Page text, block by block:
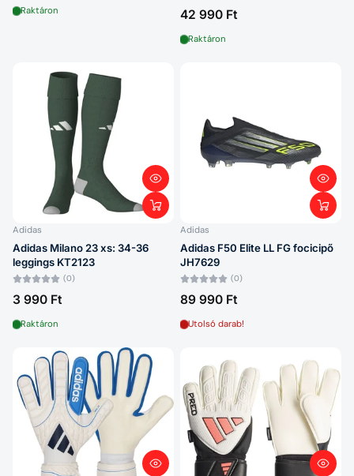
Raktáron 42 990 Ft
Raktáron
Adidas
Adidas Milano 23 xs: 34-36
leggings KT2123
(0)
3 990 Ft
Raktáron
Adidas
Adidas F50 Elite LL FG focicipő
JH7629
(0)
89 990 Ft
Utolsó darab!